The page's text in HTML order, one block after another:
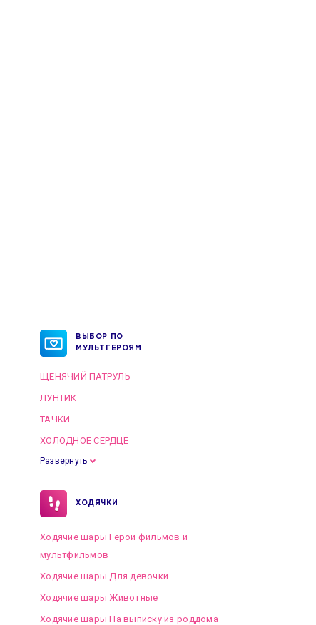
ВЫБОР ПО
МУЛЬТГЕРОЯМ
ЩЕНЯЧИЙ ПАТРУЛЬ
ЛУНТИК
ТАЧКИ
ХОЛОДНОЕ СЕРДЦЕ
Развернуть
ХОДЯЧКИ
Ходячие шары Герои фильмов и
мультфильмов
Ходячие шары Для девочки
Ходячие шары Животные
Ходячие шары На выписку из роддома